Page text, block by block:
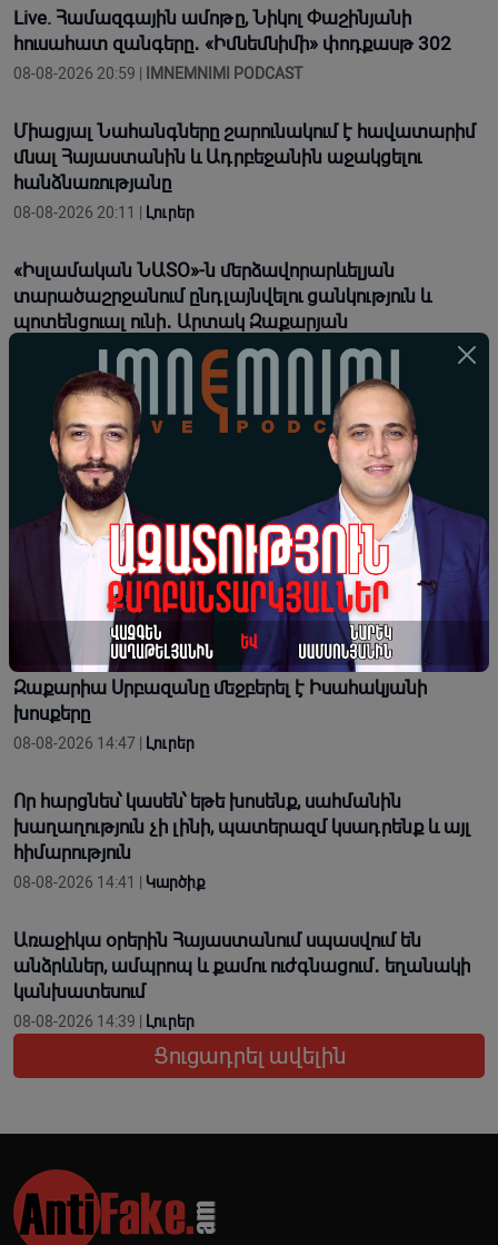
Live. Համազգային ամոթը, Նիկոլ Փաշինյանի
հուսահատ զանգերը․ «Իմնեմնիմի» փոդքասթ 302
08-08-2026 20:59 | IMNEMNIMI PODCAST
Միացյալ Նահանգները շարունակում է հավատարիմ
մնալ Հայաստանին և Ադրբեջանին աջակցելու
հանձնառությանը
08-08-2026 20:11 | Լուրեր
«Իսլամական ՆԱՏՕ»-ն մերձավորարևելյան
տարածաշրջանում ընդլայնվելու ցանկություն և
պոտենցուալ ունի․ Արտակ Զաքարյան
08-08-2026 19:34 |Կարծիք
ԱՄՆ-ի թիրախում Չինաստանի տնտեսությունն է․
ինչու՞ Չինաստանը թույլ չի տա, որ Իրանի պարտվի
08-08-2026 18:00 |
Նորագույն զինատեսակներն են որոշում
ժամանակակից պետությունների հաղթելը կամ
պարտվելը
08-08-2026 16:55 |Տեսանյութեր
«Պիտի պահենք ու պահպանենք Էջմիածինը»․
Զաքարիա Սրբազանը մեջբերել է Իսահակյանի
խոսքերը
08-08-2026 14:47 | Լուրեր
Որ հարցնես՝ կասեն՝ եթե խոսենք, սահմանին
խաղաղություն չի լինի, պատերազմ կuադրենք և այլ
հիմարnւթյուն
08-08-2026 14:41 | Կարծիք
Առաջիկա օրերին Հայաստանում սպասվում են
անձրևներ, ամպրոպ և քամու ուժգնացում․ եղանակի
կանխատեսում
08-08-2026 14:39 | Լուրեր
Ցուցադրել ավելին